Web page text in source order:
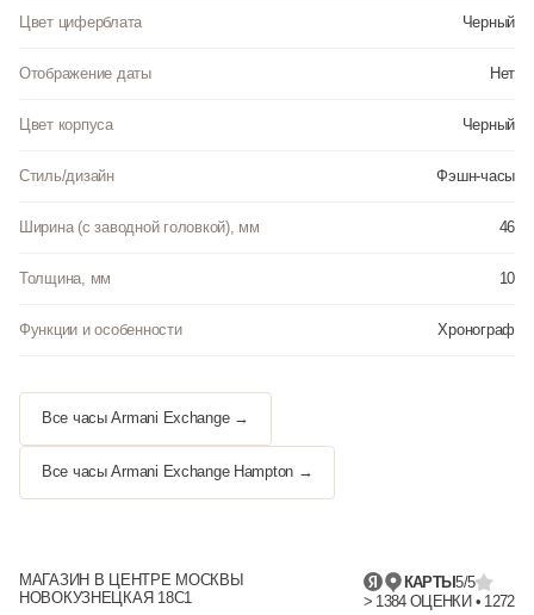
Цвет циферблата Черный
Отображение даты Нет
Цвет корпуса Черный
Стиль/дизайн Фэшн-часы
Ширина (с заводной головкой), мм 46
Толщина, мм 10
Функции и особенности Хронограф
Все часы Armani Exchange →
Все часы Armani Exchange Hampton →
МАГАЗИН В ЦЕНТРЕ МОСКВЫ
НОВОКУЗНЕЦКАЯ 18С1
КАРТЫ5/5